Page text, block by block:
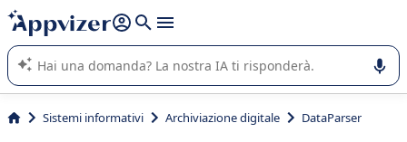
righe con
shift + enter
L'IA di Appvizer vi guida nell'utilizzo o nella scelta di un
software SaaS per la vostra azienda.
Sistemi informativi Archiviazione digitale DataParser